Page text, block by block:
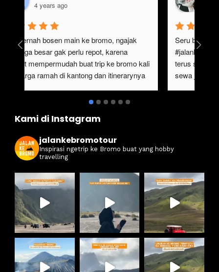
4 years ago
gak pernah bosen main ke bromo, ngajak
keluarga besar gak perlu repot, karena
sangat mempermudah buat trip ke bromo kali
ini. Harga ramah di kantong dan itinerarynya
Kami di Instagram
jalankebromotour
Inspirasi ngetrip ke Bromo buat yang hobby
travelling